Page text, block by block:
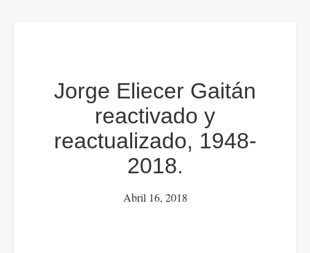
Jorge Eliecer Gaitán
reactivado y
reactualizado, 1948-
2018.
Abril 16, 2018